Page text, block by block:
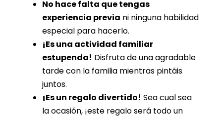
No hace falta que tengas
experiencia previa ni ninguna habilidad
especial para hacerlo.
¡Es una actividad familiar
estupenda! Disfruta de una agradable
tarde con la familia mientras pintáis
juntos.
¡Es un regalo divertido! Sea cual sea
la ocasión, ¡este regalo será todo un